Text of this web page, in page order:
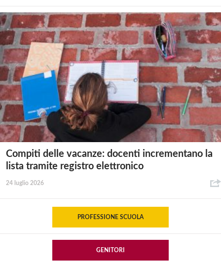
Compiti delle vacanze: docenti incrementano la
lista tramite registro elettronico
24 luglio 2026
PROFESSIONE SCUOLA
GENITORI